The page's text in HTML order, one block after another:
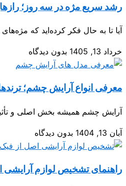
رشد سریع مژه در سه روز؛
آیا تا به حال فکر کرده‌اید که
خرداد 13, 1405 بدون دیدگاه
معرفی انواع آرایش چشم؛
آرایش چشم همیشه بخش اصلی و
آبان 13, 1404 بدون دیدگاه
راهنمای تشخیص لوازم آرایشی